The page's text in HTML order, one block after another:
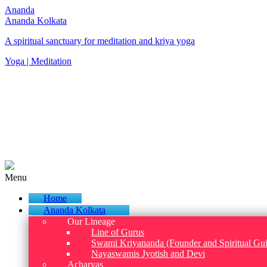
Ananda
Ananda Kolkata
A spiritual sanctuary for meditation and kriya yoga
Yoga | Meditation
Menu
Home
Ananda Kolkata
Our Lineage
Line of Gurus
Swami Kriyananda (Founder and Spiritual
Nayaswamis Jyotish and Devi
Acharyas